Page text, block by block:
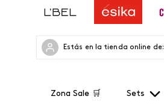
Estás en la tienda online de:
Zona Sale 🛒 Sets